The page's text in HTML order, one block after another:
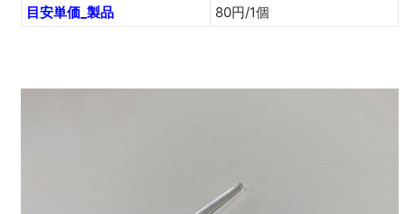
目安単価_製品
80円/1個